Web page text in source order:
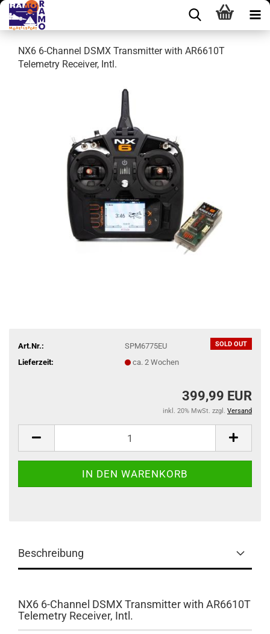
NX6 6-Channel DSMX Transmitter with AR6610T
Telemetry Receiver, Intl.
SOLD OUT
Art.Nr.:
SPM6775EU
Lieferzeit:
ca. 2 Wochen
399,99 EUR
inkl. 20% MwSt. zzgl. Versand
Beschreibung
NX6 6-Channel DSMX Transmitter with AR6610T
Telemetry Receiver, Intl.